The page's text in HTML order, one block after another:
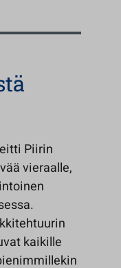
Piirin
vieraalle,
kaikille